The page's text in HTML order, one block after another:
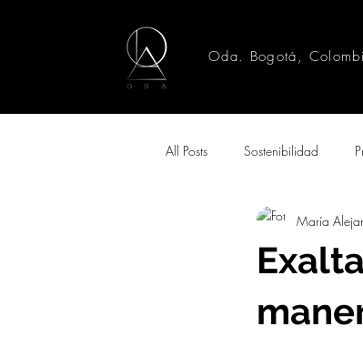
Oda. Bogotá,
All Posts Sostenibilidad
María